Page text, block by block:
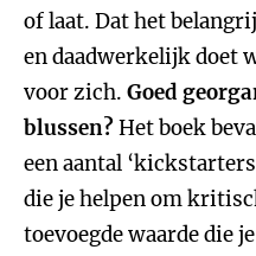
of laat. Dat het
en daadwerkelijk doet
voor zich. Goed
blussen? Het boek
een aantal
die je helpen om
toevoegde waarde die